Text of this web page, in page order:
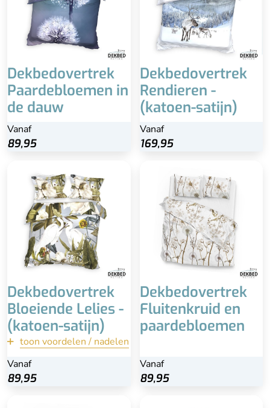
Dekbedovertrek
Paardebloemen in
de dauw
Vanaf
89,95
Dekbedovertrek
Rendieren -
(katoen-satijn)
Vanaf
169,95
Dekbedovertrek
Bloeiende Lelies -
(katoen-satijn)
toon voordelen / nadelen
Vanaf
89,95
Bijpassende
kussenslopen
Kreukherstellend door
Easy-Care Finish
+- 20 cm doorlopende
instopstrook
Zacht en comfortabel
Relatief hogere prijzen
terug
Bekijk
Dekbedovertrek
Fluitenkruid en
paardebloemen
Vanaf
89,95